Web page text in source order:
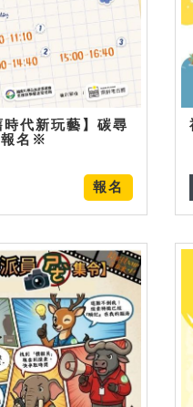
時代新玩藝】碳尋
名※
報名